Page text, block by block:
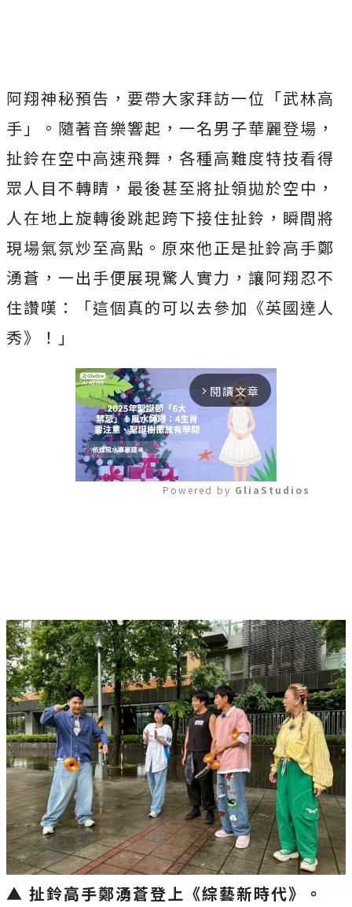
阿翔神秘預告，要帶大家拜訪一位「武林高
手」。隨著音樂響起，一名男子華麗登場，
扯鈴在空中高速飛舞，各種高難度特技看得
眾人目不轉睛，最後甚至將扯領拋於空中，
人在地上旋轉後跳起跨下接住扯鈴，瞬間將
現場氣氛炒至高點。原來他正是扯鈴高手鄭
湧蒼，一出手便展現驚人實力，讓阿翔忍不
住讚嘆：「這個真的可以去參加《英國達人
秀》！」
arrow_forward_ios 閱讀文章
Powered by GliaStudios
▲ 扯鈴高手鄭湧蒼登上《綜藝新時代》。